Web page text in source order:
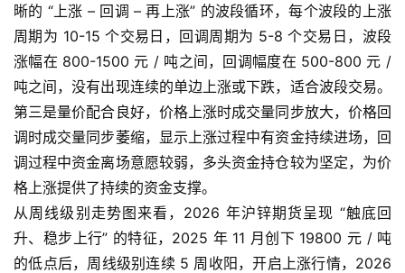
晰的 “上涨 – 回调 – 再上涨” 的波段循环，每个波段的上涨
周期为 10-15 个交易日，回调周期为 5-8 个交易日，波段
涨幅在 800-1500 元 / 吨之间，回调幅度在 500-800 元 /
吨之间，没有出现连续的单边上涨或下跌，适合波段交易。
第三是量价配合良好，价格上涨时成交量同步放大，价格回
调时成交量同步萎缩，显示上涨过程中有资金持续进场，回
调过程中资金离场意愿较弱，多头资金持仓较为坚定，为价
格上涨提供了持续的资金支撑。
从周线级别走势图来看，2026 年沪锌期货呈现 “触底回
升、稳步上行” 的特征，2025 年 11 月创下 19800 元 / 吨
的低点后，周线级别连续 5 周收阳，开启上涨行情，2026